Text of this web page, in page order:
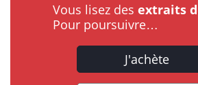
Vous lisez des extraits
Pour poursuivre…
J'achète